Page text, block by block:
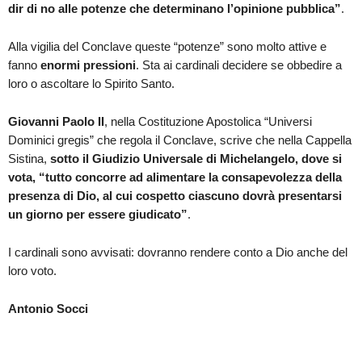
dir di no alle potenze che determinano l’opinione pubblica”.
Alla vigilia del Conclave queste “potenze” sono molto attive e
fanno enormi pressioni. Sta ai cardinali decidere se obbedire a
loro o ascoltare lo Spirito Santo.
Giovanni Paolo II, nella Costituzione Apostolica “Universi
Dominici gregis” che regola il Conclave, scrive che nella Cappella
Sistina, sotto il Giudizio Universale di Michelangelo, dove si
vota, “tutto concorre ad alimentare la consapevolezza della
presenza di Dio, al cui cospetto ciascuno dovrà presentarsi
un giorno per essere giudicato”.
I cardinali sono avvisati: dovranno rendere conto a Dio anche del
loro voto.
Antonio Socci